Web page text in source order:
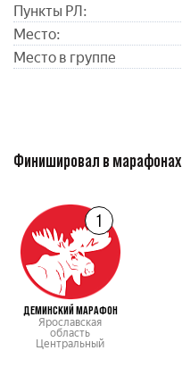
Пункты РЛ:
Место:
Место в группе
Финишировал в марафонах
1
ДЕМИНСКИЙ МАРАФОН
Ярославская
область
Центральный